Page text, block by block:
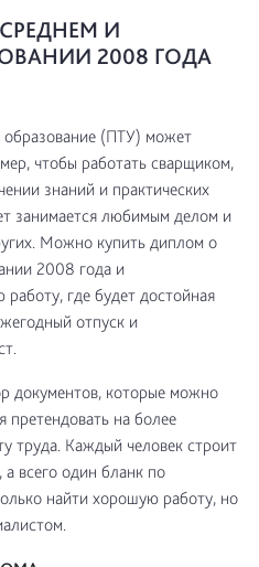
И
2008 ГОДА
образование (ПТУ) может
чтобы работать сварщиком,
знаний и практических
занимается любимым делом и
Можно купить диплом о
2008 года и
работу, где будет достойная
отпуск и
документов, которые можно
претендовать на более
труда. Каждый человек строит
всего один бланк по
найти хорошую работу, но